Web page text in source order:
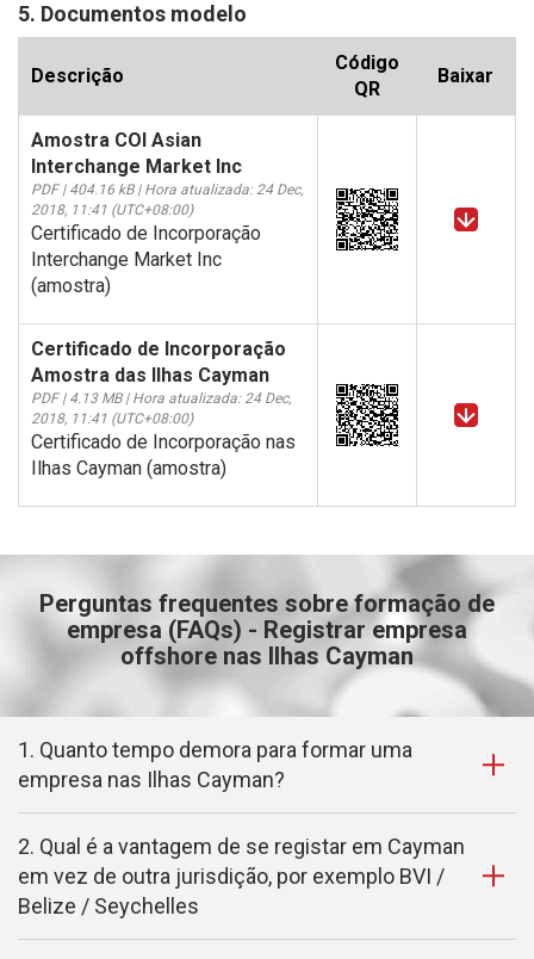
5. Documentos modelo
Descrição
Código
QR
Baixar
Amostra COI Asian
Interchange Market Inc
PDF | 404.16 kB | Hora atualizada: 24 Dec,
2018, 11:41 (UTC+08:00)
Certificado de Incorporação
Interchange Market Inc
(amostra)
Certificado de Incorporação
Amostra das Ilhas Cayman
PDF | 4.13 MB | Hora atualizada: 24 Dec,
2018, 11:41 (UTC+08:00)
Certificado de Incorporação nas
Ilhas Cayman (amostra)
Perguntas frequentes sobre formação de
empresa (FAQs) - Registrar empresa
offshore nas Ilhas Cayman
1. Quanto tempo demora para formar uma
empresa nas Ilhas Cayman?
2. Qual é a vantagem de se registar em Cayman
em vez de outra jurisdição, por exemplo BVI /
Belize / Seychelles